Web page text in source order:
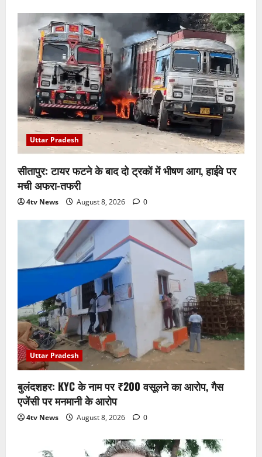
Uttar Pradesh
सीतापुर: टायर फटने के बाद दो ट्रकों में भीषण आग, हाईवे पर
मची अफरा-तफरी
4tv News August 8, 2026 0
Uttar Pradesh
बुलंदशहर: KYC के नाम पर ₹200 वसूलने का आरोप, गैस
एजेंसी पर मनमानी के आरोप
4tv News August 8, 2026 0